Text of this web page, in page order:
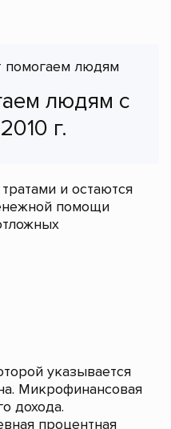
людям с
2010 г.
и остаются
помощи
указывается
Микрофинансовая
дохода.
процентная